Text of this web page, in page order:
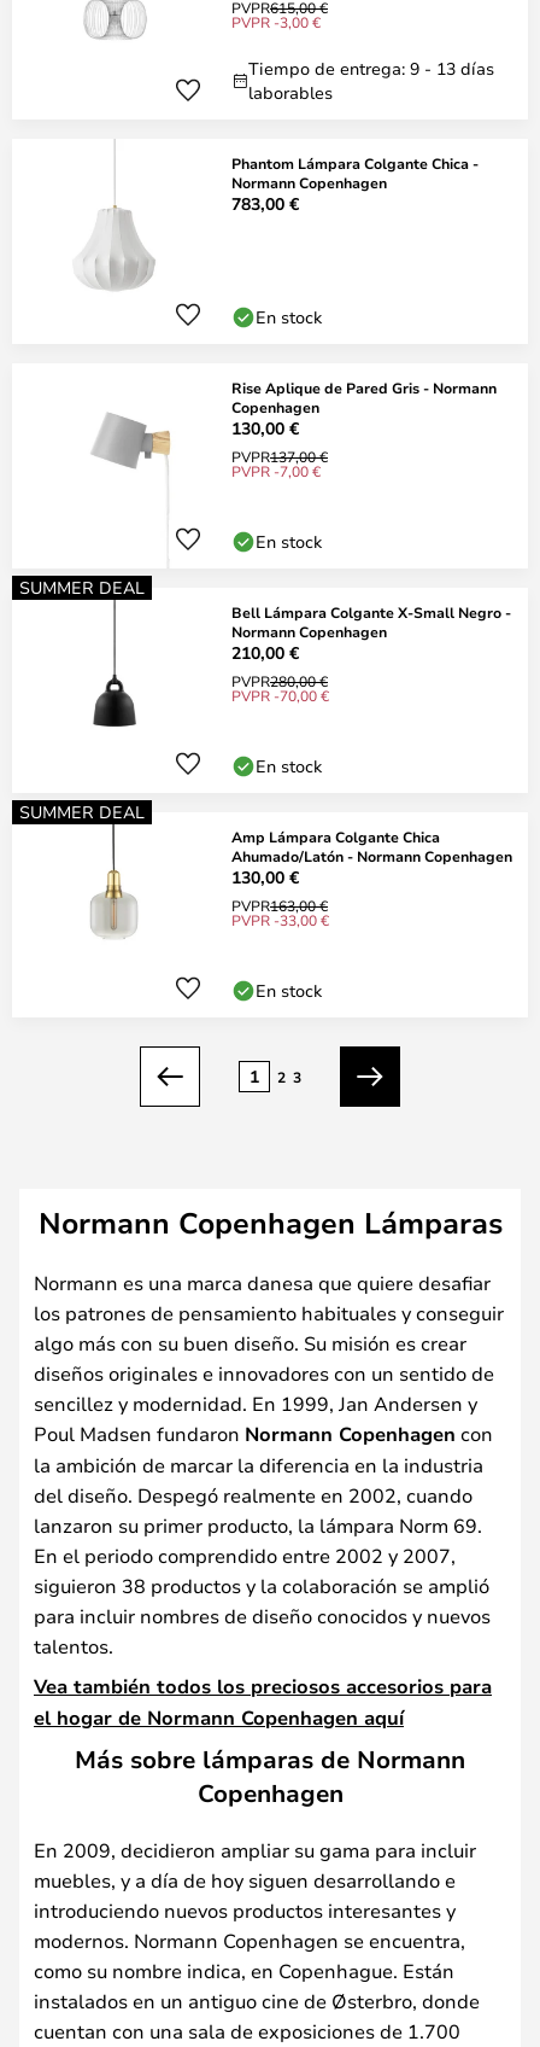
PVPR615,00 €
PVPR -3,00 €
Tiempo de entrega: 9 - 13 días
laborables
Phantom Lámpara Colgante Chica -
Normann Copenhagen
783,00 €
En stock
Rise Aplique de Pared Gris - Normann
Copenhagen
130,00 €
PVPR137,00 €
PVPR -7,00 €
En stock
SUMMER DEAL
Bell Lámpara Colgante X-Small Negro -
Normann Copenhagen
210,00 €
PVPR280,00 €
PVPR -70,00 €
En stock
SUMMER DEAL
Amp Lámpara Colgante Chica
Ahumado/Latón - Normann Copenhagen
130,00 €
PVPR163,00 €
PVPR -33,00 €
En stock
Anterior
1 2 3
Siguiente
Normann Copenhagen Lámparas
Normann es una marca danesa que quiere desafiar
los patrones de pensamiento habituales y conseguir
algo más con su buen diseño. Su misión es crear
diseños originales e innovadores con un sentido de
sencillez y modernidad. En 1999, Jan Andersen y
Poul Madsen fundaron Normann Copenhagen con
la ambición de marcar la diferencia en la industria
del diseño. Despegó realmente en 2002, cuando
lanzaron su primer producto, la lámpara Norm 69.
En el periodo comprendido entre 2002 y 2007,
siguieron 38 productos y la colaboración se amplió
para incluir nombres de diseño conocidos y nuevos
talentos.
Vea también todos los preciosos accesorios para
el hogar de Normann Copenhagen aquí
Más sobre lámparas de Normann
Copenhagen
En 2009, decidieron ampliar su gama para incluir
muebles, y a día de hoy siguen desarrollando e
introduciendo nuevos productos interesantes y
modernos. Normann Copenhagen se encuentra,
como su nombre indica, en Copenhague. Están
instalados en un antiguo cine de Østerbro, donde
cuentan con una sala de exposiciones de 1.700